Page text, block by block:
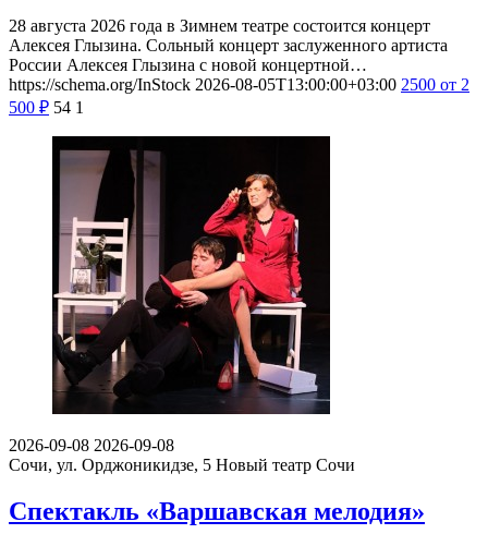
28 августа 2026 года в Зимнем театре состоится концерт
Алексея Глызина. Сольный концерт заслуженного артиста
России Алексея Глызина с новой концертной…
https://schema.org/InStock 2026-08-05T13:00:00+03:00 2500 от 2
500 ₽ 54 1
2026-09-08 2026-09-08
Сочи, ул. Орджоникидзе, 5 Новый театр Сочи
Спектакль «Варшавская мелодия»